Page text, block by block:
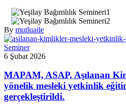
By mutluaile
Seminer
6 Şubat 2026
MAPAM, ASAP, Aşılanan
yönelik mesleki yetkinlik
gerçekleştirildi.